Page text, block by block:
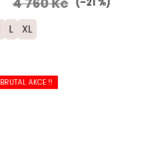
(–21 %)
L XL
AKCE !!